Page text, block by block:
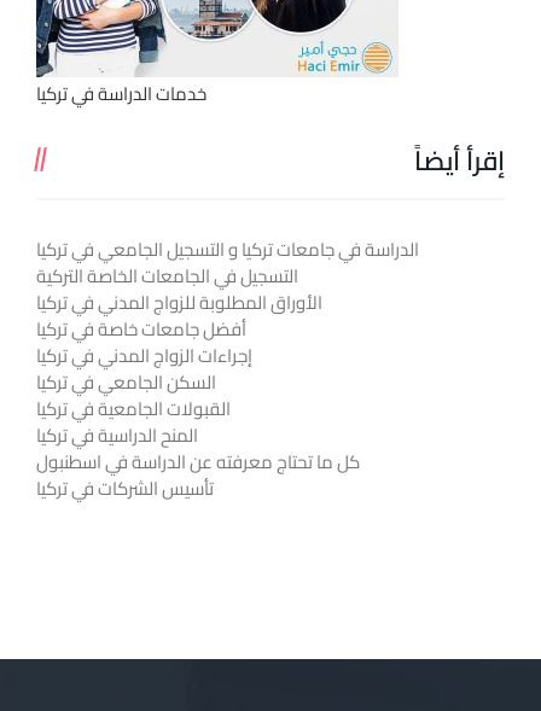
خدمات الدراسة في تركيا
إقرأ أيضاً
الدراسة في جامعات تركيا و التسجيل الجامعي في تركيا
التسجيل في الجامعات الخاصة التركية
الأوراق المطلوبة للزواج المدني في تركيا
أفضل جامعات خاصة في تركيا
إجراءات الزواج المدني في تركيا
السكن الجامعي في تركيا
القبولات الجامعية في تركيا
المنح الدراسية في تركيا
كل ما تحتاج معرفته عن الدراسة في اسطنبول
تأسيس الشركات في تركيا